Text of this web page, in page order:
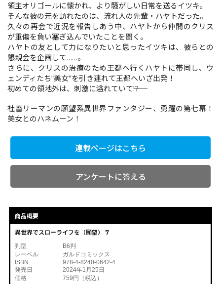
コミックパルフェ
コミックエッセイ
閉じる
領主オリゴールに懐かれ、より騒がしい日常を送るイツキ。
そんな彼の元を訪れたのは、流れ人の先輩・ハヤトだった。
久々の再会で近況を報告しあう中、ハヤトから仲間のクリス
が重傷を負い塞ぎ込んでいたことを聞く。
ハヤトの友として力になりたいと思ったイツキは、彼らとの
懇親会を企画して……。
さらに、クリスの治療のため王都へ行くハヤトに帯同し、ウ
ェンディたち“美女”を引き連れて王都へいざ出発！
初めての領地外は、刺激に溢れていて――!?
社畜リーマンの願望系異世界ファンタジー、勇躍の第七幕！
美女とのハネムーン！
連載ページはこちら
アンケートに答える
商品概要
異世界でスローライフを（願望） 7
判型
B6判
レーベル
ガルドコミックス
ISBN
978-4-8240-0642-4
発売日
2024年1月25日
価格
759円（税込）